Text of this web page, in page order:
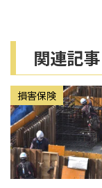
関連記事
損害保険